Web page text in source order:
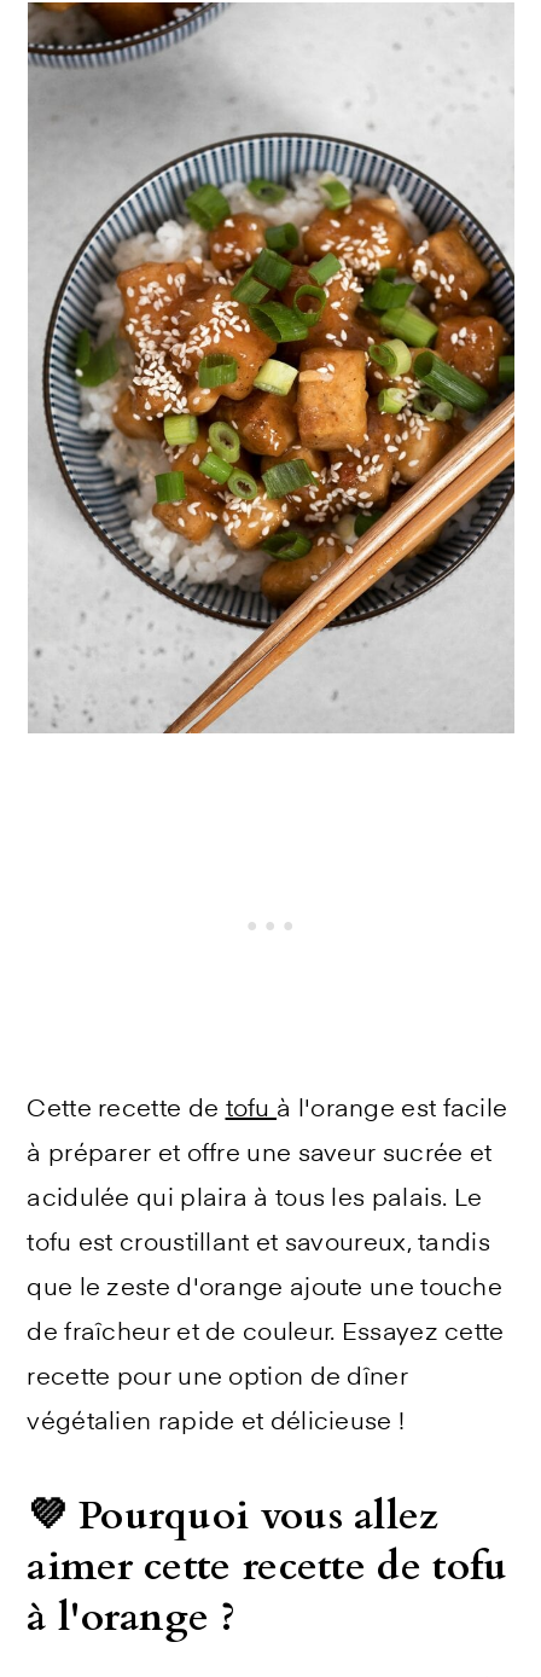
Cette recette de tofu à l'orange est facile
à préparer et offre une saveur sucrée et
acidulée qui plaira à tous les palais. Le
tofu est croustillant et savoureux, tandis
que le zeste d'orange ajoute une touche
de fraîcheur et de couleur. Essayez cette
recette pour une option de dîner
végétalien rapide et délicieuse !
💜 Pourquoi vous allez
aimer cette recette de tofu
à l'orange ?